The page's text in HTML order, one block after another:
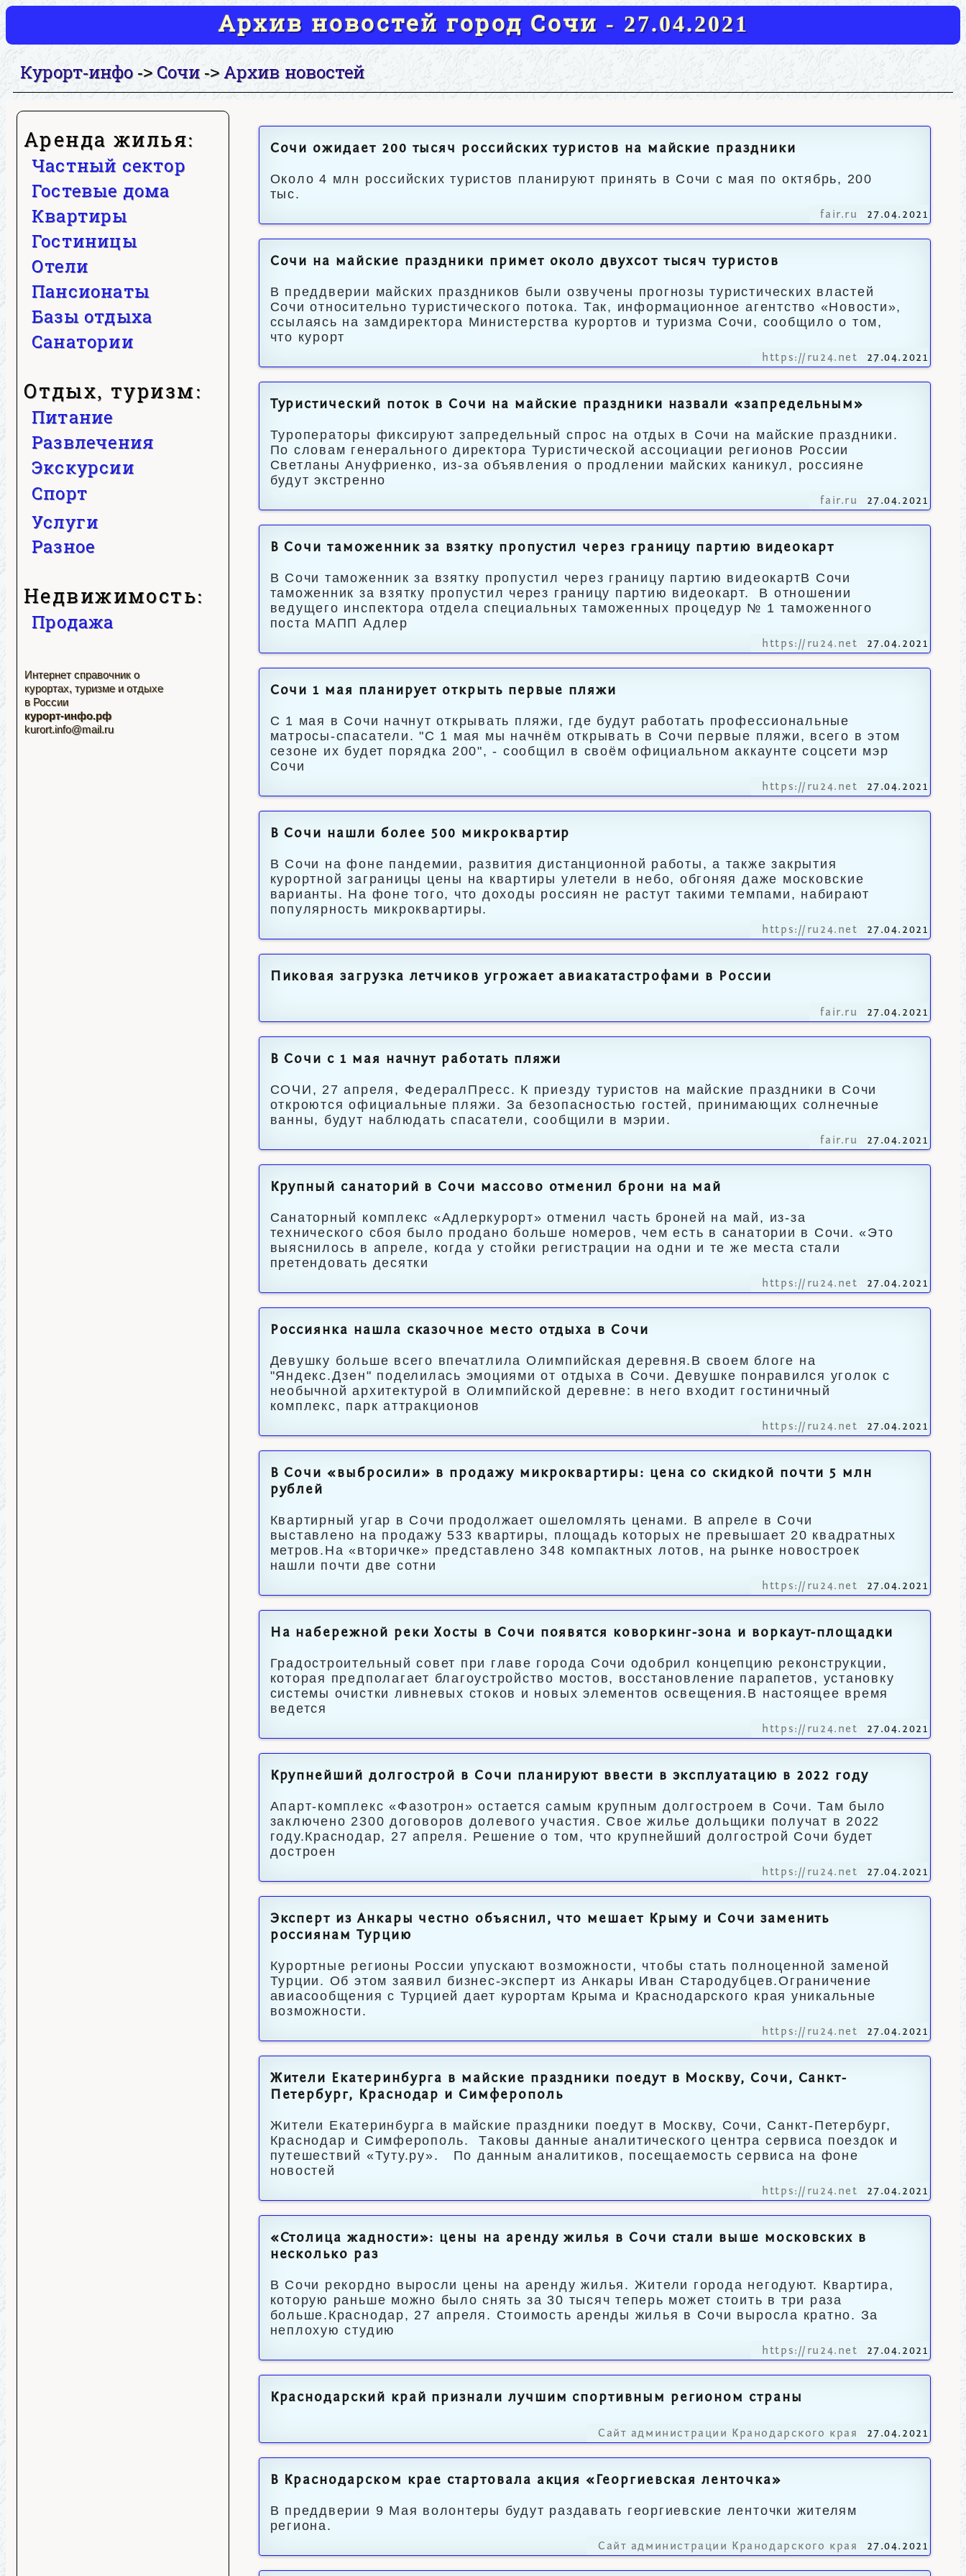
Архив новостей город Сочи - 27.04.2021
Курорт-инфо-> Сочи->Архив новостей
Аренда жилья:
Частный сектор
Гостевые дома
Квартиры
Гостиницы
Отели
Пансионаты
Базы отдыха
Санатории
Отдых, туризм:
Питание
Развлечения
Экскурсии
Спорт
Услуги
Разное
Недвижимость:
Продажа
Интернет справочник о
курортах, туризме и отдыхе
в России
курорт-инфо.рф
kurort.info@mail.ru
Сочи ожидает 200 тысяч российских туристов на майские праздники
Около 4 млн российских туристов планируют принять в Сочи с мая по октябрь, 200
тыс.
fair.ru 27.04.2021
Сочи на майские праздники примет около двухсот тысяч туристов
В преддверии майских праздников были озвучены прогнозы туристических властей
Сочи относительно туристического потока. Так, информационное агентство «Новости»,
ссылаясь на замдиректора Министерства курортов и туризма Сочи, сообщило о том,
что курорт
https://ru24.net 27.04.2021
Туристический поток в Сочи на майские праздники назвали «запредельным»
Туроператоры фиксируют запредельный спрос на отдых в Сочи на майские праздники.
По словам генерального директора Туристической ассоциации регионов России
Светланы Ануфриенко, из-за объявления о продлении майских каникул, россияне
будут экстренно
fair.ru 27.04.2021
В Сочи таможенник за взятку пропустил через границу партию видеокарт
В Сочи таможенник за взятку пропустил через границу партию видеокартВ Сочи
таможенник за взятку пропустил через границу партию видеокарт. В отношении
ведущего инспектора отдела специальных таможенных процедур № 1 таможенного
поста МАПП Адлер
https://ru24.net 27.04.2021
Сочи 1 мая планирует открыть первые пляжи
С 1 мая в Сочи начнут открывать пляжи, где будут работать профессиональные
матросы-спасатели. "С 1 мая мы начнём открывать в Сочи первые пляжи, всего в этом
сезоне их будет порядка 200", - сообщил в своём официальном аккаунте соцсети мэр
Сочи
https://ru24.net 27.04.2021
В Сочи нашли более 500 микроквартир
В Сочи на фоне пандемии, развития дистанционной работы, а также закрытия
курортной заграницы цены на квартиры улетели в небо, обгоняя даже московские
варианты. На фоне того, что доходы россиян не растут такими темпами, набирают
популярность микроквартиры.
https://ru24.net 27.04.2021
Пиковая загрузка летчиков угрожает авиакатастрофами в России
fair.ru 27.04.2021
В Сочи с 1 мая начнут работать пляжи
СОЧИ, 27 апреля, ФедералПресс. К приезду туристов на майские праздники в Сочи
откроются официальные пляжи. За безопасностью гостей, принимающих солнечные
ванны, будут наблюдать спасатели, сообщили в мэрии.
fair.ru 27.04.2021
Крупный санаторий в Сочи массово отменил брони на май
Санаторный комплекс «Адлеркурорт» отменил часть броней на май, из-за
технического сбоя было продано больше номеров, чем есть в санатории в Сочи. «Это
выяснилось в апреле, когда у стойки регистрации на одни и те же места стали
претендовать десятки
https://ru24.net 27.04.2021
Россиянка нашла сказочное место отдыха в Сочи
Девушку больше всего впечатлила Олимпийская деревня.В своем блоге на
"Яндекс.Дзен" поделилась эмоциями от отдыха в Сочи. Девушке понравился уголок с
необычной архитектурой в Олимпийской деревне: в него входит гостиничный
комплекс, парк аттракционов
https://ru24.net 27.04.2021
В Сочи «выбросили» в продажу микроквартиры: цена со скидкой почти 5 млн
рублей
Квартирный угар в Сочи продолжает ошеломлять ценами. В апреле в Сочи
выставлено на продажу 533 квартиры, площадь которых не превышает 20 квадратных
метров.На «вторичке» представлено 348 компактных лотов, на рынке новостроек
нашли почти две сотни
https://ru24.net 27.04.2021
На набережной реки Хосты в Сочи появятся коворкинг-зона и воркаут-площадки
Градостроительный совет при главе города Сочи одобрил концепцию реконструкции,
которая предполагает благоустройство мостов, восстановление парапетов, установку
системы очистки ливневых стоков и новых элементов освещения.В настоящее время
ведется
https://ru24.net 27.04.2021
Крупнейший долгострой в Сочи планируют ввести в эксплуатацию в 2022 году
Апарт-комплекс «Фазотрон» остается самым крупным долгостроем в Сочи. Там было
заключено 2300 договоров долевого участия. Свое жилье дольщики получат в 2022
году.Краснодар, 27 апреля. Решение о том, что крупнейший долгострой Сочи будет
достроен
https://ru24.net 27.04.2021
Эксперт из Анкары честно объяснил, что мешает Крыму и Сочи заменить
россиянам Турцию
Курортные регионы России упускают возможности, чтобы стать полноценной заменой
Турции. Об этом заявил бизнес-эксперт из Анкары Иван Стародубцев.Ограничение
авиасообщения с Турцией дает курортам Крыма и Краснодарского края уникальные
возможности.
https://ru24.net 27.04.2021
Жители Екатеринбурга в майские праздники поедут в Москву, Сочи, Санкт-
Петербург, Краснодар и Симферополь
Жители Екатеринбурга в майские праздники поедут в Москву, Сочи, Санкт-Петербург,
Краснодар и Симферополь. Таковы данные аналитического центра сервиса поездок и
путешествий «Туту.ру». По данным аналитиков, посещаемость сервиса на фоне
новостей
https://ru24.net 27.04.2021
«Столица жадности»: цены на аренду жилья в Сочи стали выше московских в
несколько раз
В Сочи рекордно выросли цены на аренду жилья. Жители города негодуют. Квартира,
которую раньше можно было снять за 30 тысяч теперь может стоить в три раза
больше.Краснодар, 27 апреля. Стоимость аренды жилья в Сочи выросла кратно. За
неплохую студию
https://ru24.net 27.04.2021
Краснодарский край признали лучшим спортивным регионом страны
Сайт администрации Кранодарского края 27.04.2021
В Краснодарском крае стартовала акция «Георгиевская ленточка»
В преддверии 9 Мая волонтеры будут раздавать георгиевские ленточки жителям
региона.
Сайт администрации Кранодарского края 27.04.2021